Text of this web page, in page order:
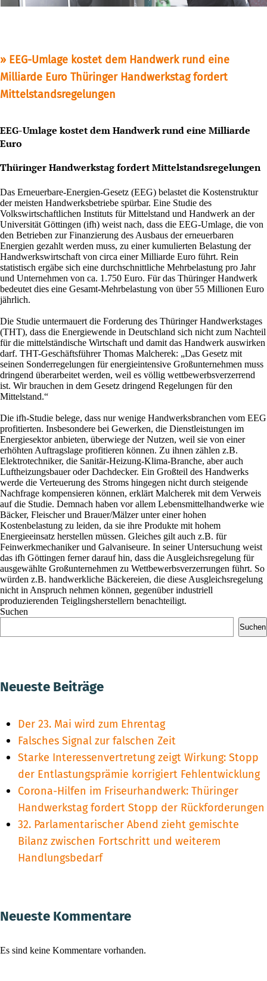
EEG-Umlage kostet dem Handwerk rund eine
Milliarde Euro Thüringer Handwerkstag fordert
Mittelstandsregelungen
EEG-Umlage kostet dem Handwerk rund eine Milliarde
Euro
Thüringer Handwerkstag fordert Mittelstandsregelungen
Das Erneuerbare-Energien-Gesetz (EEG) belastet die Kostenstruktur
der meisten Handwerksbetriebe spürbar. Eine Studie des
Volkswirtschaftlichen Instituts für Mittelstand und Handwerk an der
Universität Göttingen (ifh) weist nach, dass die EEG-Umlage, die von
den Betrieben zur Finanzierung des Ausbaus der erneuerbaren
Energien gezahlt werden muss, zu einer kumulierten Belastung der
Handwerkswirtschaft von circa einer Milliarde Euro führt. Rein
statistisch ergäbe sich eine durchschnittliche Mehrbelastung pro Jahr
und Unternehmen von ca. 1.750 Euro. Für das Thüringer Handwerk
bedeutet dies eine Gesamt-Mehrbelastung von über 55 Millionen Euro
jährlich.
Die Studie untermauert die Forderung des Thüringer Handwerkstages
(THT), dass die Energiewende in Deutschland sich nicht zum Nachteil
für die mittelständische Wirtschaft und damit das Handwerk auswirken
darf. THT-Geschäftsführer Thomas Malcherek: „Das Gesetz mit
seinen Sonderregelungen für energieintensive Großunternehmen muss
dringend überarbeitet werden, weil es völlig wettbewerbsverzerrend
ist. Wir brauchen in dem Gesetz dringend Regelungen für den
Mittelstand.“
Die ifh-Studie belege, dass nur wenige Handwerksbranchen vom EEG
profitierten. Insbesondere bei Gewerken, die Dienstleistungen im
Energiesektor anbieten, überwiege der Nutzen, weil sie von einer
erhöhten Auftragslage profitieren können. Zu ihnen zählen z.B.
Elektrotechniker, die Sanitär-Heizung-Klima-Branche, aber auch
Luftheizungsbauer oder Dachdecker. Ein Großteil des Handwerks
werde die Verteuerung des Stroms hingegen nicht durch steigende
Nachfrage kompensieren können, erklärt Malcherek mit dem Verweis
auf die Studie. Demnach haben vor allem Lebensmittelhandwerke wie
Bäcker, Fleischer und Brauer/Mälzer unter einer hohen
Kostenbelastung zu leiden, da sie ihre Produkte mit hohem
Energieeinsatz herstellen müssen. Gleiches gilt auch z.B. für
Feinwerkmechaniker und Galvaniseure. In seiner Untersuchung weist
das ifh Göttingen ferner darauf hin, dass die Ausgleichsregelung für
ausgewählte Großunternehmen zu Wettbewerbsverzerrungen führt. So
würden z.B. handwerkliche Bäckereien, die diese Ausgleichsregelung
nicht in Anspruch nehmen können, gegenüber industriell
produzierenden Teiglingsherstellern benachteiligt.
Suchen
Suchen
Neueste Beiträge
Der 23. Mai wird zum Ehrentag
Falsches Signal zur falschen Zeit
Starke Interessenvertretung zeigt Wirkung: Stopp
der Entlastungsprämie korrigiert Fehlentwicklung
Corona-Hilfen im Friseurhandwerk: Thüringer
Handwerkstag fordert Stopp der Rückforderungen
32. Parlamentarischer Abend zieht gemischte
Bilanz zwischen Fortschritt und weiterem
Handlungsbedarf
Neueste Kommentare
Es sind keine Kommentare vorhanden.